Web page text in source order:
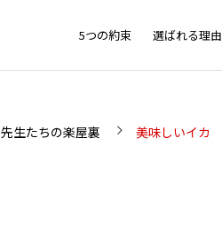
5つの約束 選ばれる理由
先生たちの楽屋裏 美味しいイカ